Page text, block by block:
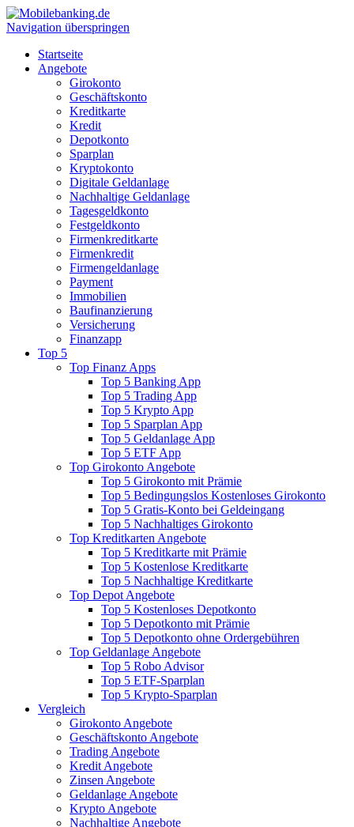
Navigation überspringen
Startseite
Angebote
Girokonto
Geschäftskonto
Kreditkarte
Kredit
Depotkonto
Sparplan
Kryptokonto
Digitale Geldanlage
Nachhaltige Geldanlage
Tagesgeldkonto
Festgeldkonto
Firmenkreditkarte
Firmenkredit
Firmengeldanlage
Payment
Immobilien
Baufinanzierung
Versicherung
Finanzapp
Top 5
Top Finanz Apps
Top 5 Banking App
Top 5 Trading App
Top 5 Krypto App
Top 5 Sparplan App
Top 5 Geldanlage App
Top 5 ETF App
Top Girokonto Angebote
Top 5 Girokonto mit Prämie
Top 5 Bedingungslos Kostenloses Girokonto
Top 5 Gratis-Konto bei Geldeingang
Top 5 Nachhaltiges Girokonto
Top Kreditkarten Angebote
Top 5 Kreditkarte mit Prämie
Top 5 Kostenlose Kreditkarte
Top 5 Nachhaltige Kreditkarte
Top Depot Angebote
Top 5 Kostenloses Depotkonto
Top 5 Depotkonto mit Prämie
Top 5 Depotkonto ohne Ordergebühren
Top Geldanlage Angebote
Top 5 Robo Advisor
Top 5 ETF-Sparplan
Top 5 Krypto-Sparplan
Vergleich
Girokonto Angebote
Geschäftskonto Angebote
Trading Angebote
Kredit Angebote
Zinsen Angebote
Geldanlage Angebote
Krypto Angebote
Nachhaltige Angebote